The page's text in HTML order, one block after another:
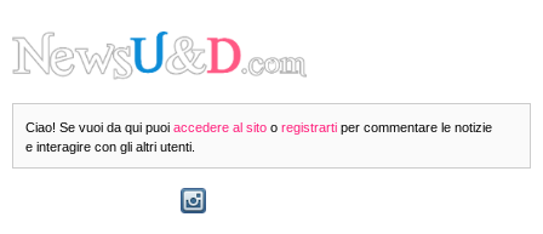
Ciao! Se vuoi da qui puoi accedere al sito o registrarti per commentare le notizie
e interagire con gli altri utenti.